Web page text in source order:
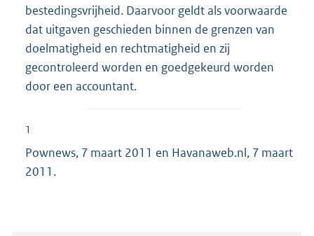
bestedingsvrijheid. Daarvoor geldt als voorwaarde
dat uitgaven geschieden binnen de grenzen van
doelmatigheid en rechtmatigheid en zij
gecontroleerd worden en goedgekeurd worden
door een accountant.
1
Pownews, 7 maart 2011 en Havanaweb.nl, 7 maart
2011.